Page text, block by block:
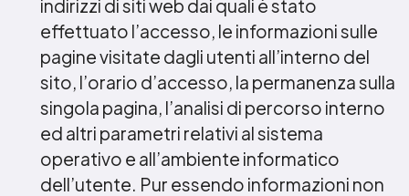
indirizzi di siti web dai quali è stato
effettuato l’accesso, le informazioni sulle
pagine visitate dagli utenti all’interno del
sito, l’orario d’accesso, la permanenza sulla
singola pagina, l’analisi di percorso interno
ed altri parametri relativi al sistema
operativo e all’ambiente informatico
dell’utente. Pur essendo informazioni non